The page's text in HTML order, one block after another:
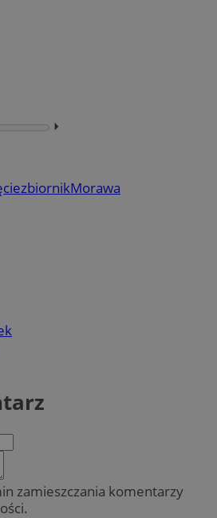
⏵︎
zbiornikMorawa
zamieszczania komentarzy